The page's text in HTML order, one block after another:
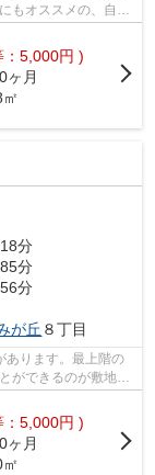
もオススメの、自走
：5,000円 )
0ヶ月
分
分
分
が丘 ８丁目
あります。最上階の
ができるのが敷地内
：5,000円 )
0ヶ月